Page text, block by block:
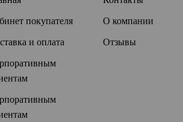
покупателя
и оплата
О компании
Отзывы